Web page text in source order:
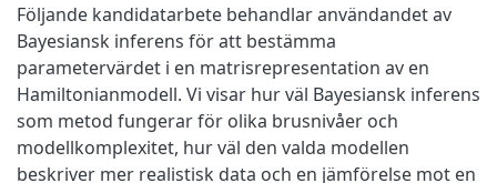
Följande kandidatarbete behandlar användandet av
Bayesiansk inferens för att bestämma
parametervärdet i en matrisrepresentation av en
Hamiltonianmodell. Vi visar hur väl Bayesiansk inferens
som metod fungerar för olika brusnivåer och
modellkomplexitet, hur väl den valda modellen
beskriver mer realistisk data och en jämförelse mot en